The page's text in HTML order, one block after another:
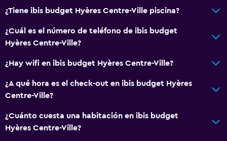
Botiquín de primeros auxilios
Servicios y facilidades
Check-out exprés
Check-in/check-out privado
Recepción 24 horas
¿Tiene ibis budget Hyères Centre-Ville piscina?
¿Cuál es el número de teléfono de ibis budget
Hyères Centre-Ville?
¿Hay wifi en ibis budget Hyères Centre-Ville?
¿A qué hora es el check-out en ibis budget Hyères
Centre-Ville?
¿Cuánto cuesta una habitación en ibis budget
Hyères Centre-Ville?